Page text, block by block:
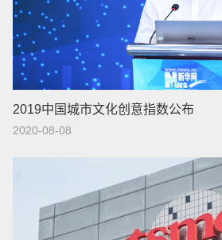
2019中国城市文化创意指数公布
2020-08-08